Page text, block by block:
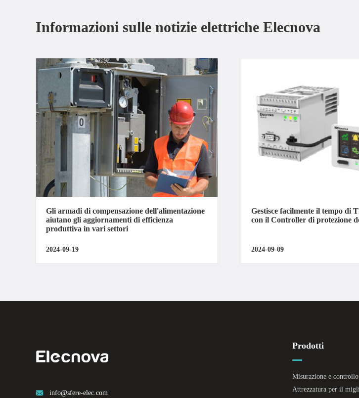
Informazioni sulle notizie elettriche Elecnova
Gli armadi di compensazione dell'alimentazione
aiutano gli aggiornamenti di efficienza
produttiva in vari settori
2024-09-19
Gestisce facilmente il tempo di
con il Controller di protezione
2024-09-09
 info@sfere-elec.com
Prodotti
Misurazione e controllo
Attrezzatura per il